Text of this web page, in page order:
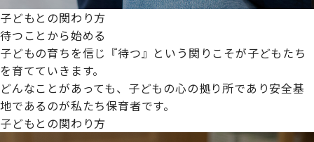
子どもとの関わり方
待つことから始める
子どもの育ちを信じ『待つ』という関りこそが子どもたち
を育てていきます。
どんなことがあっても、子どもの心の拠り所であり安全基
地であるのが私たち保育者です。
子どもとの関わり方